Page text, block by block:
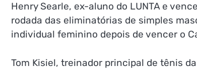
Henry Searle, ex-aluno do LUNTA e
rodada das eliminatórias de simples
individual feminino depois de vencer o
Tom Kisiel, treinador principal de tênis